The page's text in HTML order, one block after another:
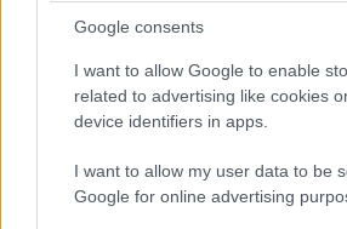
Google consents
I want to allow Google to enable
related to advertising like cookies
device identifiers in apps.
I want to allow my user data to be
Google for online advertising